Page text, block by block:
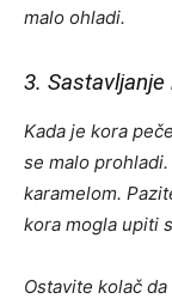
malo ohladi.
3. Sastavljanje
Kada je kora
se malo
karamelom.
kora mogla upiti
Ostavite kolač